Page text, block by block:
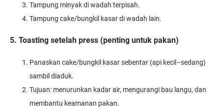
Tampung minyak di wadah terpisah.
Tampung cake/bungkil kasar di wadah lain.
5. Toasting setelah press (penting untuk pakan)
Panaskan cake/bungkil kasar sebentar (api kecil–sedang)
sambil diaduk.
Tujuan: menurunkan kadar air, mengurangi bau langu, dan
membantu keamanan pakan.